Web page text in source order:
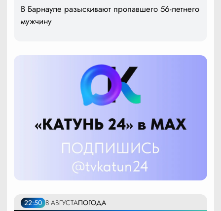
В Барнауле разыскивают пропавшего 56-летнего
мужчину
22:50 8 АВГУСТАПОГОДА